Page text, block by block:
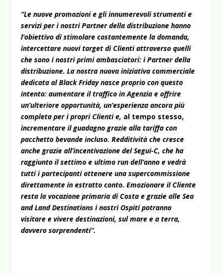
“Le nuove promozioni e gli innumerevoli strumenti e
servizi per i nostri Partner della distribuzione hanno
l’obiettivo di stimolare costantemente la domanda,
intercettare nuovi target di Clienti attraverso quelli
che sono i nostri primi ambasciatori: i Partner della
distribuzione. La nostra nuova iniziativa commerciale
dedicata al Black Friday nasce proprio con questo
intento: aumentare il traffico in Agenzia e offrire
un’ulteriore opportunità, un’esperienza ancora più
completa per i propri Clienti e, al tempo stesso,
incrementare il guadagno grazie alla tariffa con
pacchetto bevande incluso. Redditività che cresce
anche grazie all’incentivazione del Segui-C, che ha
raggiunto il settimo e ultimo run dell’anno e vedrà
tutti i partecipanti ottenere una supercommissione
direttamente in estratto conto. Emozionare il Cliente
resta la vocazione primaria di Costa e grazie alle Sea
and Land Destinations i nostri Ospiti potranno
visitare e vivere destinazioni, sul mare e a terra,
davvero sorprendenti”.